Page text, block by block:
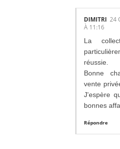
DIMITRI 24
À 11:16
La
réussie.
Bonne
vente
J'espère
bonnes
Répondre